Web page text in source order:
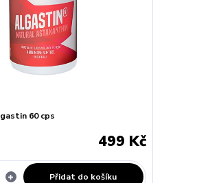
60 cps
499 Kč
Přidat do košíku